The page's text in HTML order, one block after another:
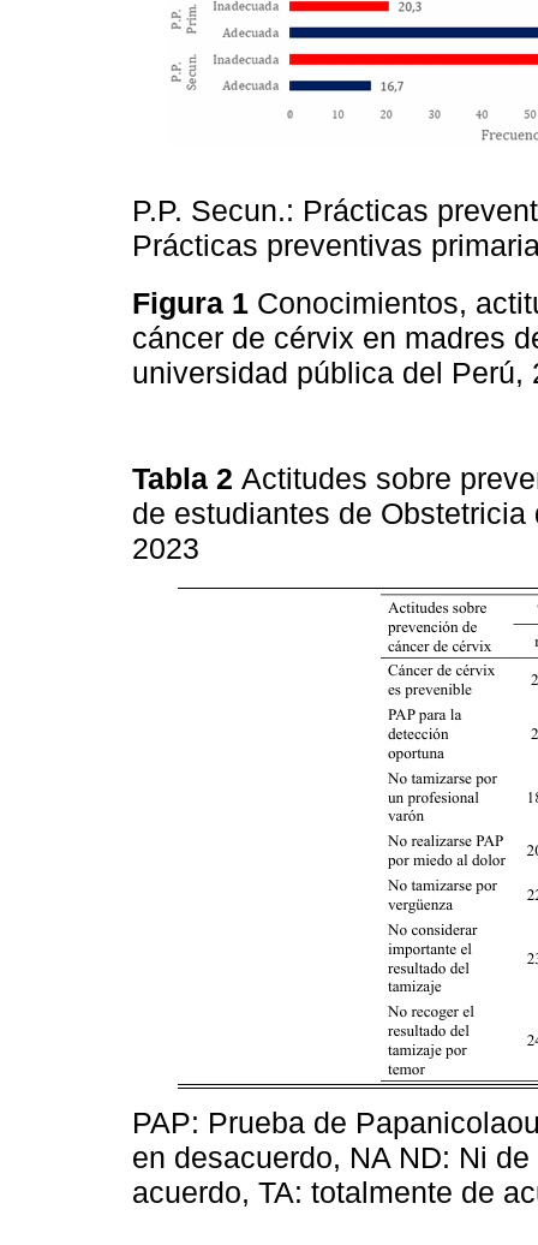
P.P. Secun.: Prácticas
Prácticas preventivas
Figura 1 Conocimientos,
cáncer de cérvix en madres
universidad pública del Perú,
Tabla 2 Actitudes sobre
de estudiantes de
2023
PAP: Prueba de
en desacuerdo, NA ND: Ni
acuerdo, TA: totalmente de